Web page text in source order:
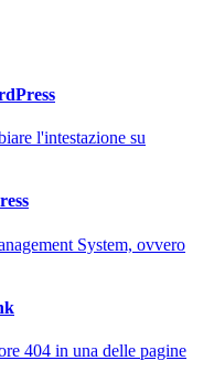
l'intestazione su
System, ovvero
404 in una delle pagine